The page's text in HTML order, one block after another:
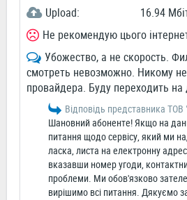
Upload:
16.94
Не рекомендую цього
Убожество, а не скорость.
смотреть невозможно. Никому
провайдера. Буду переходить на
Відповідь представника ТОВ
Шановний абоненте! Якщо на
питання щодо сервісу, який ми
ласка, листа на електронну
вказавши номер угоди,
проблеми. Ми обов'язково
вирішимо всі питання. Дякуємо